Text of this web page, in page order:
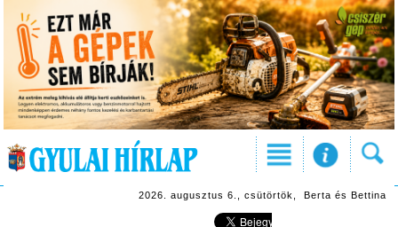
2026. augusztus 6., csütörtök, Berta és Bettina